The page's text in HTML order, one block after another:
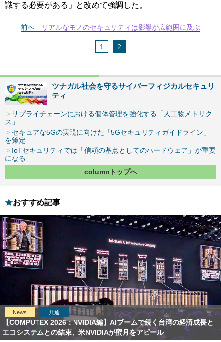
識する必要がある」と改めて強調した。
前へ リアルなモノのセキュリティは影響が広範囲に及ぶ
1 2
ツナガル社会を守るサイバーフィジカルセキュリ
ティ
サプライチェーンにおける個体管理を強化する「人工物メトリク
ス」
セキュアな5Gの実現に向けた「5Gセキュリティガイドライン」
を策定
IoTセキュリティでは「信頼の基点としてのハードウェア」が重要
になる
columnトップへ
おすすめ記事
News 共通
【COMPUTEX 2026：NVIDIA編】AIブームで続く台湾の経済成長と
エコシステムとの結束、米NVIDIAが蜜月をアピール